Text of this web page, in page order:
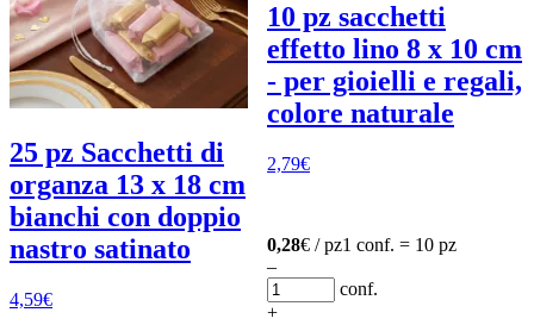
25 pz Sacchetti di
organza 13 x 18 cm
bianchi con doppio
nastro satinato
4,59€
10 pz sacchetti
effetto lino 8 x 10 cm
- per gioielli e regali,
colore naturale
2,79€
0,28€ / pz1 conf. = 10 pz
–
conf.
+